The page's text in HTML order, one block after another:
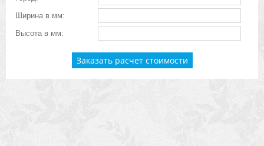
Ширина в мм:
Высота в мм: